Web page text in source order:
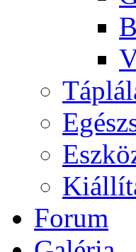
Forum